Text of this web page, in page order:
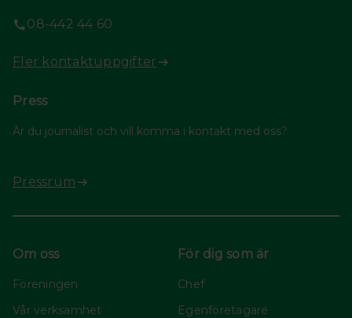
08-442 44 60
Fler kontaktuppgifter
Press
Är du journalist och vill komma i kontakt med oss?
Pressrum
Om oss
Föreningen
Vår verksamhet
För dig som är
Chef
Egenföretagare